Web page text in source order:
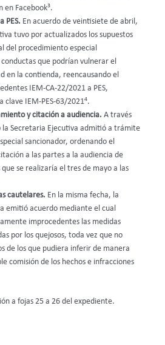
en Facebook3.
PES. En acuerdo de veintisiete de abril,
tuvo por actualizados los supuestos
del procedimiento especial
que podrían vulnerar el
en la contienda, reencausando el
IEM-CA-22/2021 a PES,
clave IEM-PES-63/20214.
y citación a audiencia. A través
la Secretaria Ejecutiva admitió a trámite
sancionador, ordenando el
a las partes a la audiencia de
se realizaría el tres de mayo a las
cautelares. En la misma fecha, la
emitió acuerdo mediante el cual
improcedentes las medidas
por los quejosos, toda vez que no
de los que pudiera inferir de manera
comisión de los hechos e infracciones
a fojas 25 a 26 del expediente.